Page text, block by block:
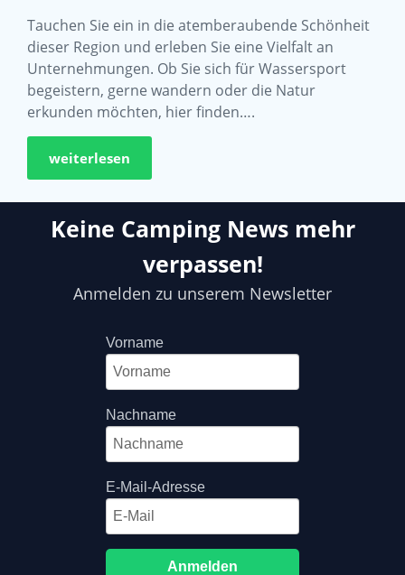
Tauchen Sie ein in die atemberaubende Schönheit
dieser Region und erleben Sie eine Vielfalt an
Unternehmungen. Ob Sie sich für Wassersport
begeistern, gerne wandern oder die Natur
erkunden möchten, hier finden….
weiterlesen
Keine Camping News mehr
verpassen!
Anmelden zu unserem Newsletter
Vorname
Nachname
E-Mail-Adresse
Anmelden